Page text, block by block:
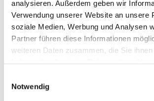
analysieren. Außerdem geben wir
Verwendung unserer Website an unsere
soziale Medien, Werbung und Analysen
Partner führen diese Informationen
weiteren Daten zusammen, die Sie
Notwendig